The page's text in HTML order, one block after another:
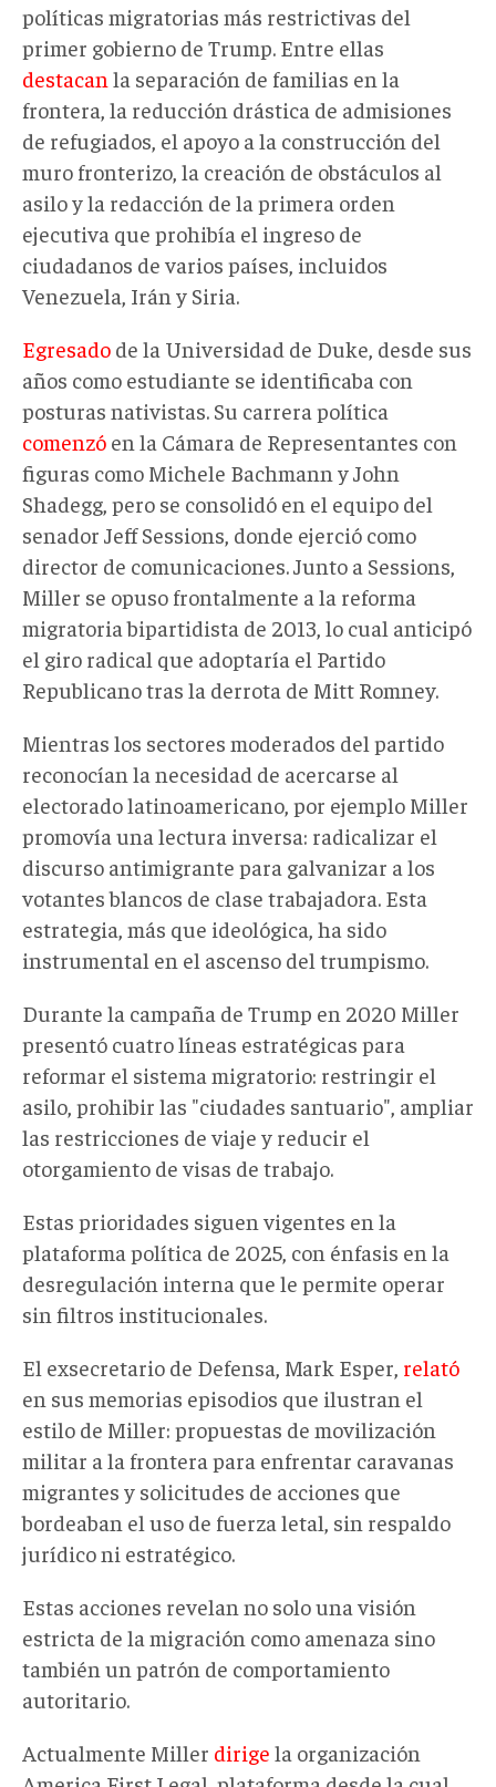
políticas migratorias más restrictivas del
primer gobierno de Trump. Entre ellas
destacan la separación de familias en la
frontera, la reducción drástica de admisiones
de refugiados, el apoyo a la construcción del
muro fronterizo, la creación de obstáculos al
asilo y la redacción de la primera orden
ejecutiva que prohibía el ingreso de
ciudadanos de varios países, incluidos
Venezuela, Irán y Siria.
Egresado de la Universidad de Duke, desde sus
años como estudiante se identificaba con
posturas nativistas. Su carrera política
comenzó en la Cámara de Representantes con
figuras como Michele Bachmann y John
Shadegg, pero se consolidó en el equipo del
senador Jeff Sessions, donde ejerció como
director de comunicaciones. Junto a Sessions,
Miller se opuso frontalmente a la reforma
migratoria bipartidista de 2013, lo cual anticipó
el giro radical que adoptaría el Partido
Republicano tras la derrota de Mitt Romney.
Mientras los sectores moderados del partido
reconocían la necesidad de acercarse al
electorado latinoamericano, por ejemplo Miller
promovía una lectura inversa: radicalizar el
discurso antimigrante para galvanizar a los
votantes blancos de clase trabajadora. Esta
estrategia, más que ideológica, ha sido
instrumental en el ascenso del trumpismo.
Durante la campaña de Trump en 2020 Miller
presentó cuatro líneas estratégicas para
reformar el sistema migratorio: restringir el
asilo, prohibir las "ciudades santuario", ampliar
las restricciones de viaje y reducir el
otorgamiento de visas de trabajo.
Estas prioridades siguen vigentes en la
plataforma política de 2025, con énfasis en la
desregulación interna que le permite operar
sin filtros institucionales.
El exsecretario de Defensa, Mark Esper, relató
en sus memorias episodios que ilustran el
estilo de Miller: propuestas de movilización
militar a la frontera para enfrentar caravanas
migrantes y solicitudes de acciones que
bordeaban el uso de fuerza letal, sin respaldo
jurídico ni estratégico.
Estas acciones revelan no solo una visión
estricta de la migración como amenaza sino
también un patrón de comportamiento
autoritario.
Actualmente Miller dirige la organización